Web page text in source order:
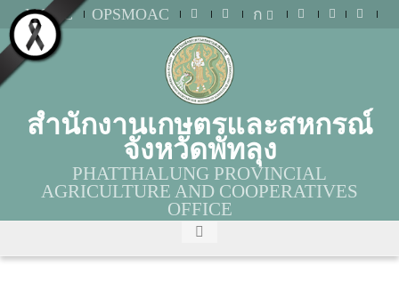
MOAC OPSMOAC ก
สำนักงานเกษตรและสหกรณ์
จังหวัดพัทลุง
PHATTHALUNG PROVINCIAL
AGRICULTURE AND COOPERATIVES
OFFICE